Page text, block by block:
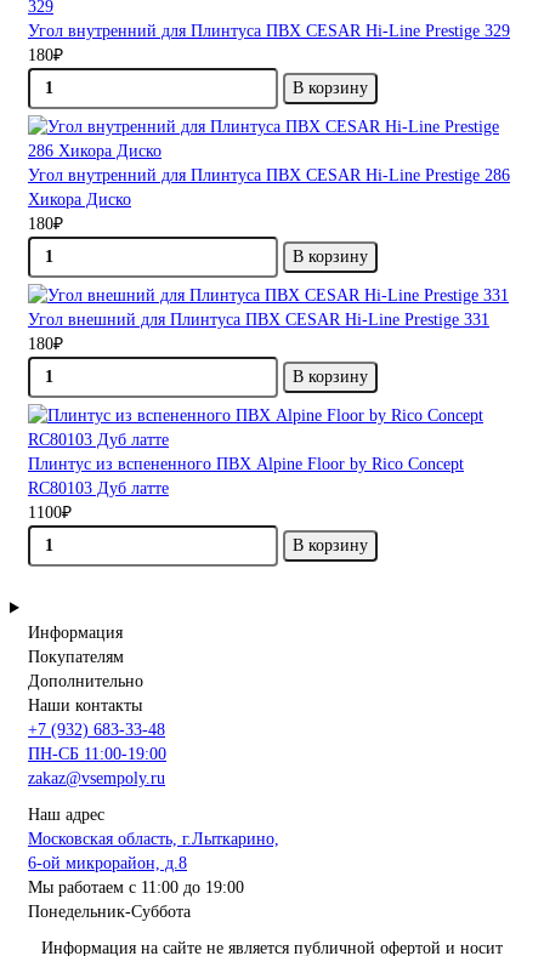
Угол внутренний для Плинтуса ПВХ CESAR Hi-Line Prestige 329
180₽
В корзину
Угол внутренний для Плинтуса ПВХ CESAR Hi-Line Prestige 286
Хикора Диско
180₽
В корзину
Угол внешний для Плинтуса ПВХ CESAR Hi-Line Prestige 331
180₽
В корзину
Плинтус из вспененного ПВХ Alpine Floor by Rico Concept
RC80103 Дуб латте
1100₽
В корзину
Информация
Покупателям
Дополнительно
Наши контакты
+7 (932) 683-33-48
ПН-СБ 11:00-19:00
zakaz@vsempoly.ru
Наш адрес
Московская область, г.Лыткарино,
6-ой микрорайон, д.8
Мы работаем с 11:00 до 19:00
Понедельник-Суббота
Информация на сайте не является публичной офертой и носит